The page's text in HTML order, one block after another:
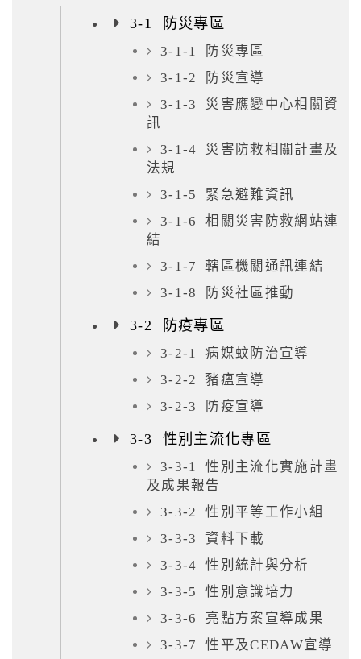
3-1 防災專區
3-1-1 防災專區
3-1-2 防災宣導
3-1-3 災害應變中心相關資
訊
3-1-4 災害防救相關計畫及
法規
3-1-5 緊急避難資訊
3-1-6 相關災害防救網站連
結
3-1-7 轄區機關通訊連結
3-1-8 防災社區推動
3-2 防疫專區
3-2-1 病媒蚊防治宣導
3-2-2 豬瘟宣導
3-2-3 防疫宣導
3-3 性別主流化專區
3-3-1 性別主流化實施計畫
及成果報告
3-3-2 性別平等工作小組
3-3-3 資料下載
3-3-4 性別統計與分析
3-3-5 性別意識培力
3-3-6 亮點方案宣導成果
3-3-7 性平及CEDAW宣導